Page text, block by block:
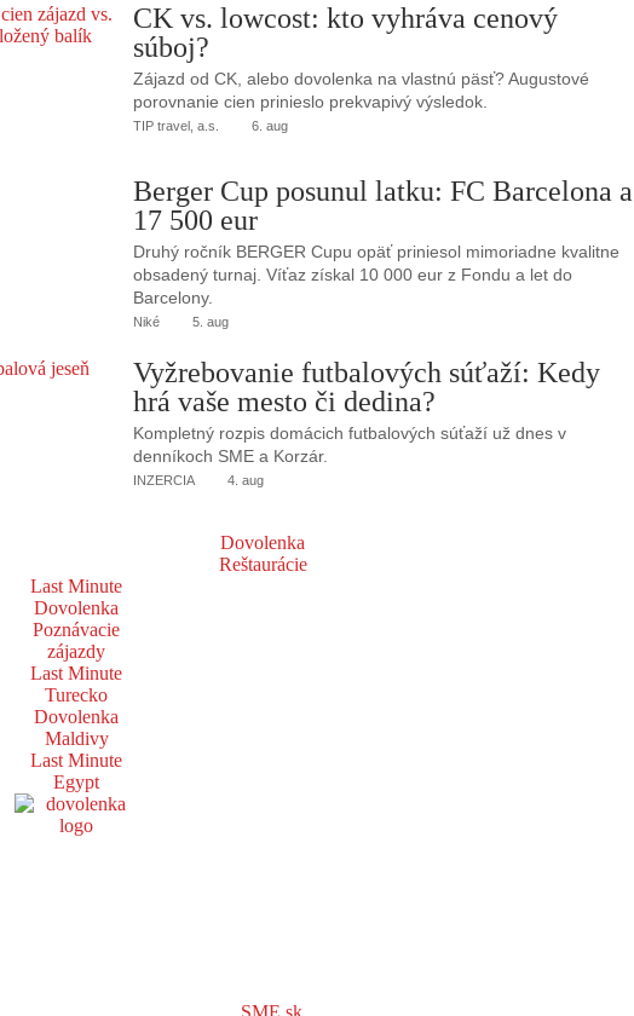
CK vs. lowcost: kto vyhráva cenový
súboj?
Zájazd od CK, alebo dovolenka na vlastnú päsť? Augustové
porovnanie cien prinieslo prekvapivý výsledok.
TIP travel, a.s. 6. aug
Berger Cup posunul latku: FC Barcelona a
17 500 eur
Druhý ročník BERGER Cupu opäť priniesol mimoriadne kvalitne
obsadený turnaj. Víťaz získal 10 000 eur z Fondu a let do
Barcelony.
Niké 5. aug
Vyžrebovanie futbalových súťaží: Kedy
hrá vaše mesto či dedina?
Kompletný rozpis domácich futbalových súťaží už dnes v
denníkoch SME a Korzár.
INZERCIA 4. aug
Dovolenka
Reštaurácie
Last Minute
Dovolenka
Poznávacie
zájazdy
Last Minute
Turecko
Dovolenka
Maldivy
Last Minute
Egypt
SME.sk